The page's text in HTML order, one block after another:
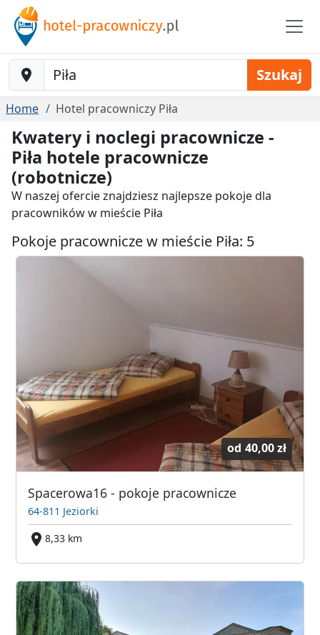
Baustelle-Location Szukaj
Home Hotel pracowniczy Piła
Kwatery i noclegi pracownicze -
Piła hotele pracownicze
(robotnicze)
W naszej ofercie znajdziesz najlepsze pokoje dla
pracowników w mieście Piła
Pokoje pracownicze w mieście Piła: 5
od 40,00 zł
Spacerowa16 - pokoje pracownicze
64-811 Jeziorki
8,33 km